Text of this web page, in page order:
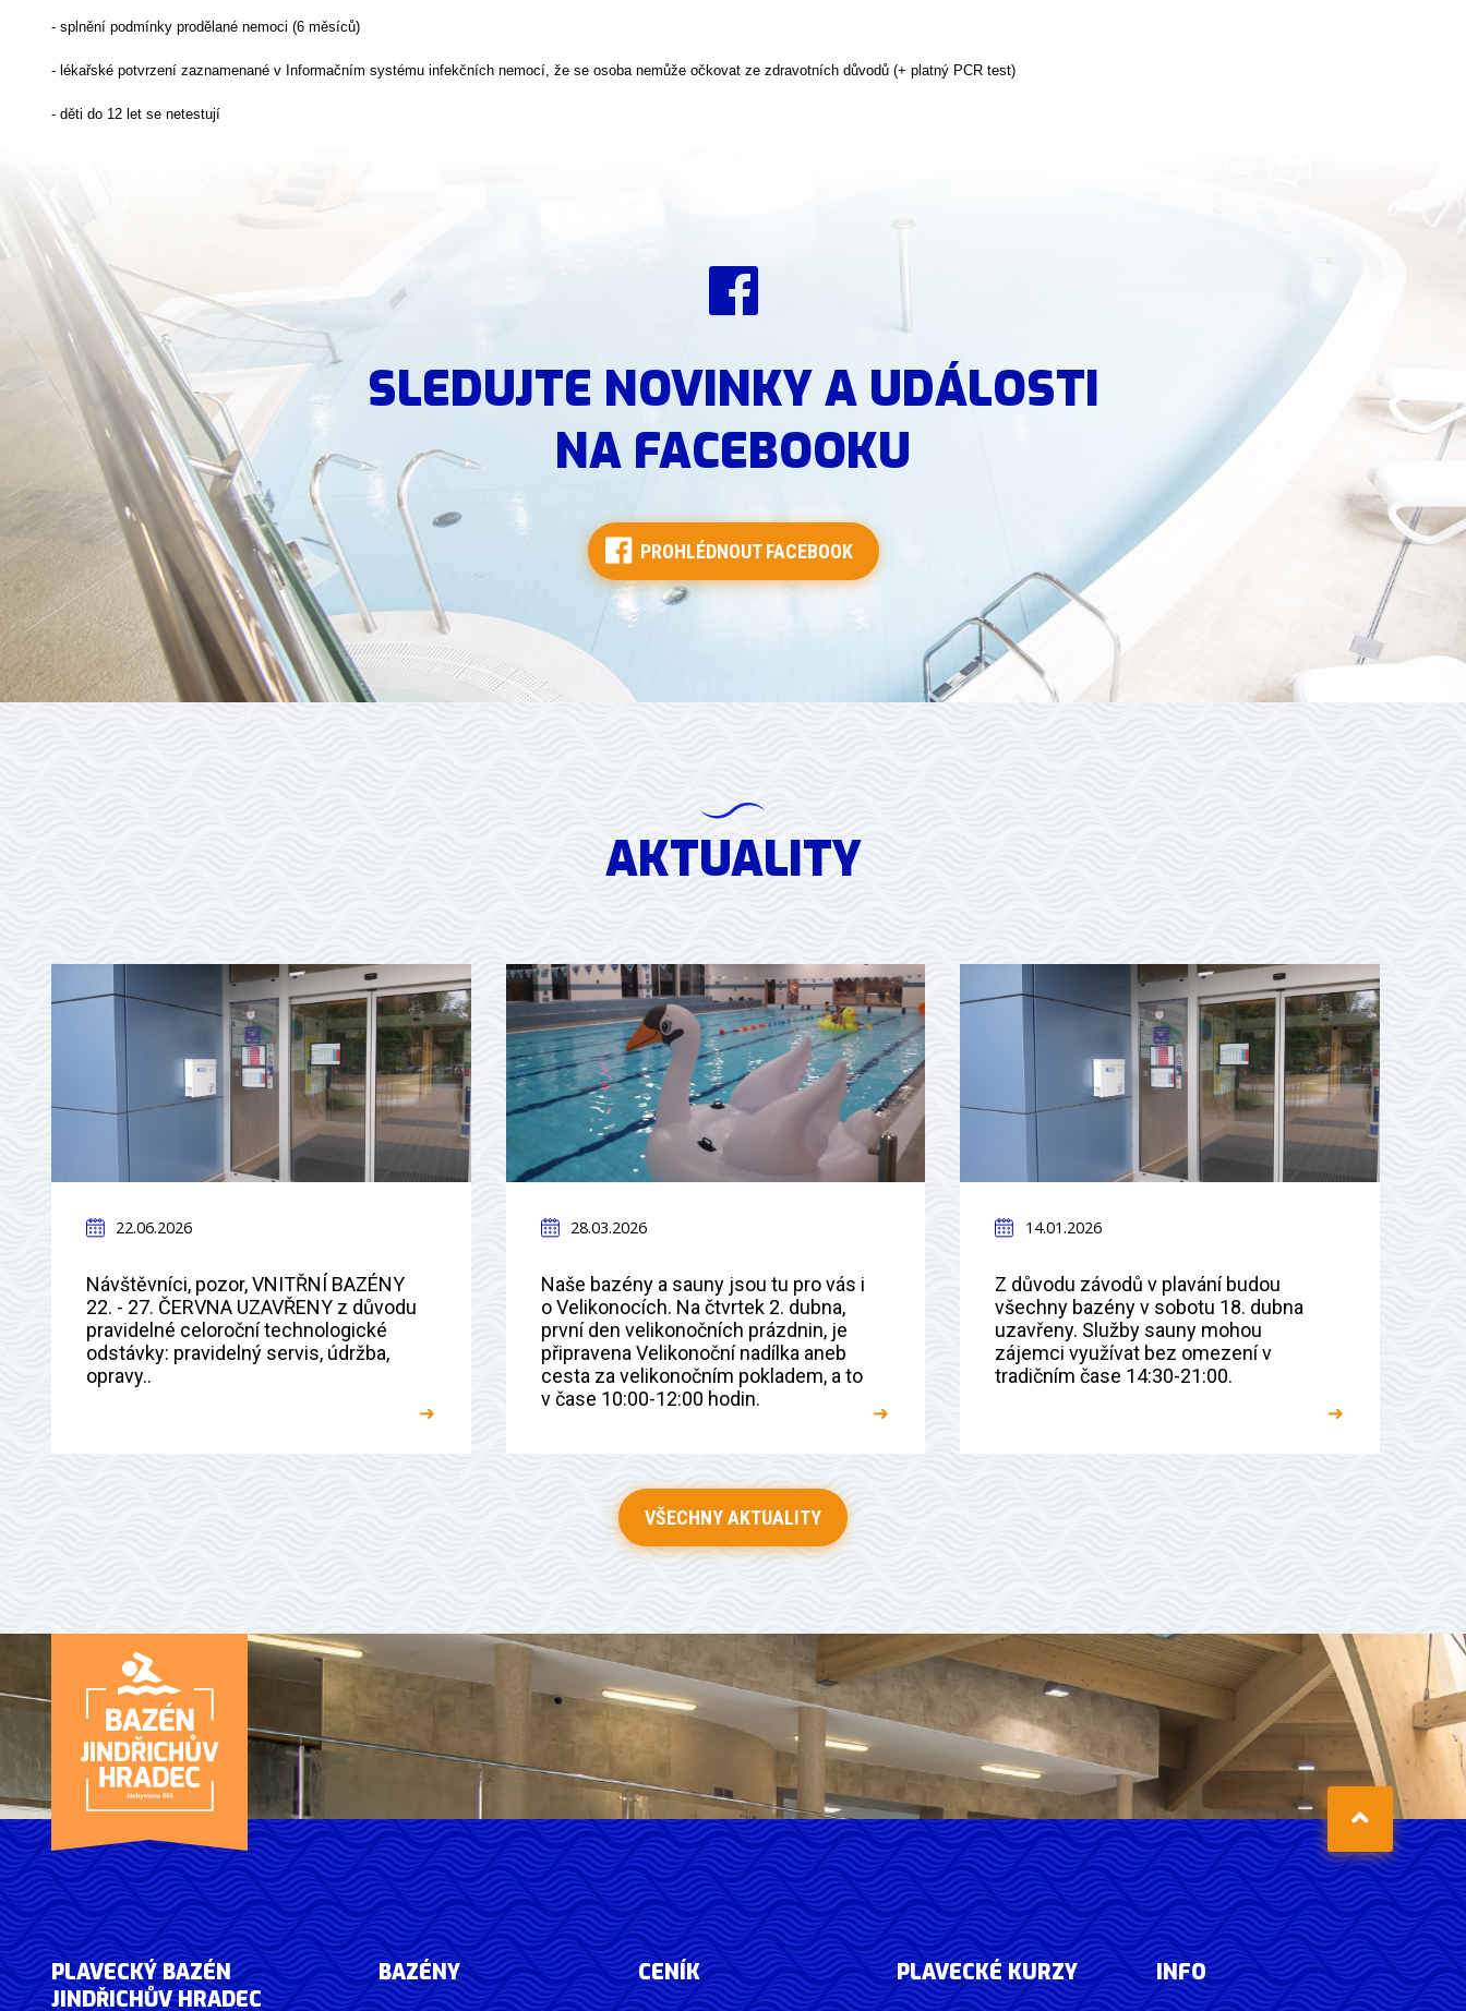
- splnění podmínky prodělané nemoci (6 měsíců)
- lékařské potvrzení zaznamenané v Informačním systému infekčních nemocí, že se osoba nemůže očkovat ze zdravotních důvodů (+ platný PCR test)
- děti do 12 let se netestují
SLEDUJTE NOVINKY A UDÁLOSTI
NA FACEBOOKU
PROHLÉDNOUT FACEBOOK
AKTUALITY
22.06.2026
Návštěvníci, pozor, VNITŘNÍ BAZÉNY
22. - 27. ČERVNA UZAVŘENY z důvodu
pravidelné celoroční technologické
odstávky: pravidelný servis, údržba,
opravy..
➜
28.03.2026
Naše bazény a sauny jsou tu pro vás i
o Velikonocích. Na čtvrtek 2. dubna,
první den velikonočních prázdnin, je
připravena Velikonoční nadílka aneb
cesta za velikonočním pokladem, a to
v čase 10:00-12:00 hodin.
➜
14.01.2026
Z důvodu závodů v plavání budou
všechny bazény v sobotu 18. dubna
uzavřeny. Služby sauny mohou
zájemci využívat bez omezení v
tradičním čase 14:30-21:00.
➜
VŠECHNY AKTUALITY
PLAVECKÝ BAZÉN
JINDŘICHŮV HRADEC
BAZÉNY CENÍK PLAVECKÉ KURZY INFO